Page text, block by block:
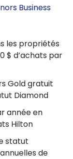
Business
les propriétés
$ d’achats par
Gold gratuit
Diamond
année en
Hilton
statut
de